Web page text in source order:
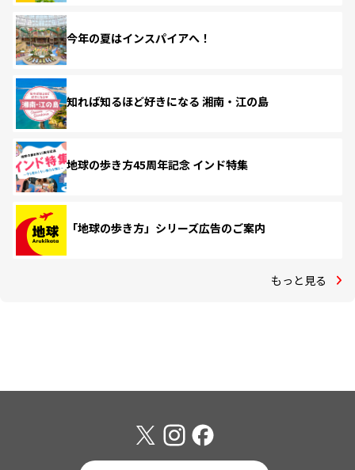
今年の夏はインスパイアへ！
知れば知るほど好きになる 湘南・江の島
地球の歩き方45周年記念 インド特集
「地球の歩き方」シリーズ広告のご案内
もっと見る